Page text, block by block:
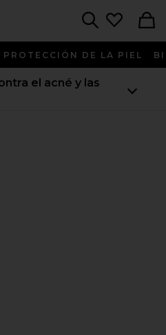
PROTECCIÓN DE LA PIEL
el acné y las
DE ESPINILLAS BLACK STAR